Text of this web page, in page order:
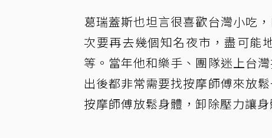
葛瑞蓋斯也坦言很喜歡台灣小吃
次要再去幾個知名夜市，盡可能
等。當年他和樂手、團隊迷上台
出後都非常需要找按摩師傅來放
按摩師傅放鬆身體，卸除壓力讓